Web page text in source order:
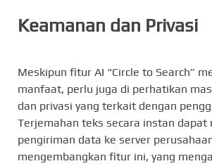
Keamanan dan Privasi
Meskipun fitur AI “Circle to Search”
manfaat, perlu juga di perhatikan
dan privasi yang terkait dengan
Terjemahan teks secara instan dapat
pengiriman data ke server
mengembangkan fitur ini, yang